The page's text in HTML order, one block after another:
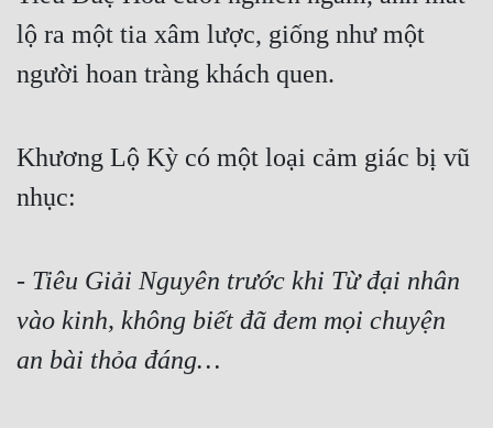
lộ ra một tia xâm lược, giống như một
người hoan tràng khách quen.
Khương Lộ Kỳ có một loại cảm giác bị vũ
nhục:
- Tiêu Giải Nguyên trước khi Từ đại nhân
vào kinh, không biết đã đem mọi chuyện
an bài thỏa đáng…